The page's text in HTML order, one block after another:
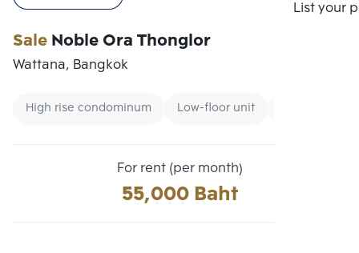
List your
SaleNoble Ora Thonglor
Wattana, Bangkok
High rise condominum Low-floor unit
For rent (per month)
55,000 Baht